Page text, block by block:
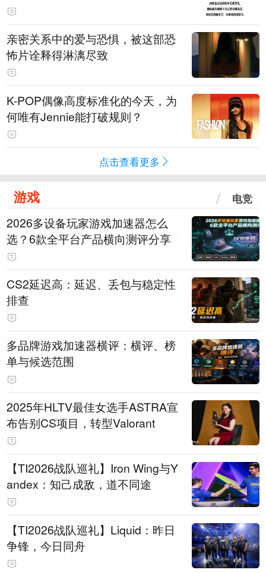
亲密关系中的爱与恐惧，被这部恐
怖片诠释得淋漓尽致
K-POP偶像高度标准化的今天，为
何唯有Jennie能打破规则？
点击查看更多
游戏 电竞
2026多设备玩家游戏加速器怎么
选？6款全平台产品横向测评分享
CS2延迟高：延迟、丢包与稳定性
排查
多品牌游戏加速器横评：横评、榜
单与候选范围
2025年HLTV最佳女选手ASTRA宣
布告别CS项目，转型Valorant
【TI2026战队巡礼】Iron Wing与Y
andex：知己成敌，道不同途
【TI2026战队巡礼】Liquid：昨日
争锋，今日同舟